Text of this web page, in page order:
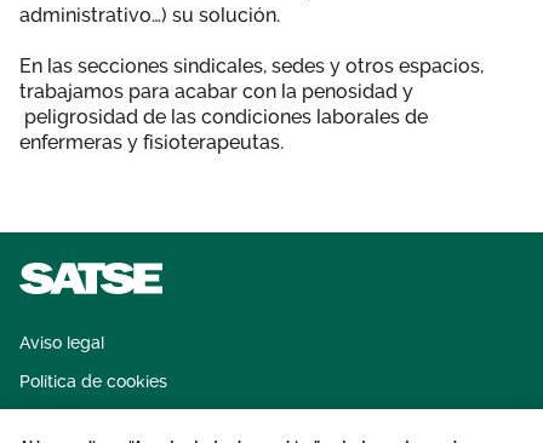
administrativo…) su solución.
En las secciones sindicales, sedes y otros espacios,
trabajamos para acabar con la penosidad y
peligrosidad de las condiciones laborales de
enfermeras y fisioterapeutas.
Aviso legal
Política de cookies